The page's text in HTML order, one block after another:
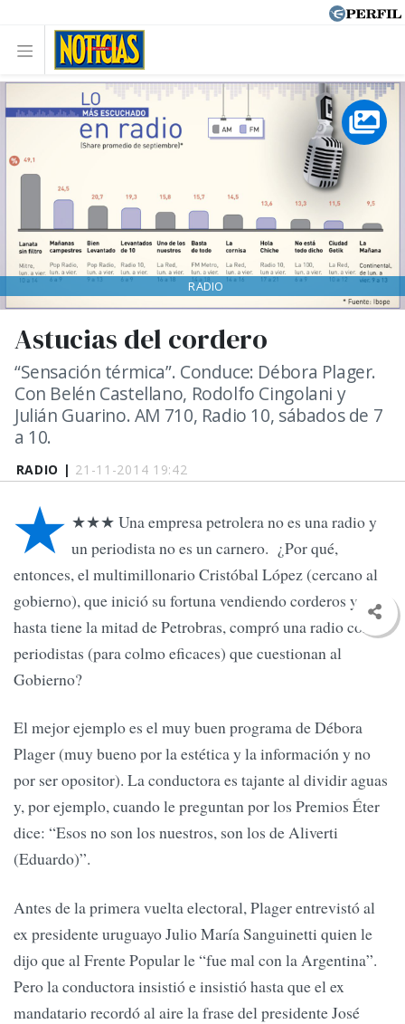
RADIO | 21-11-2014 19:42
Astucias del cordero
“Sensación térmica”. Conduce: Débora Plager.
Con Belén Castellano, Rodolfo Cingolani y
Julián Guarino. AM 710, Radio 10, sábados de 7
a 10.
RADIO
★ ★★★ Una empresa petrolera no es una radio y
un periodista no es un carnero. ¿Por qué,
entonces, el multimillonario Cristóbal López (cercano al
gobierno), que inició su fortuna vendiendo corderos y que
hasta tiene la mitad de Petrobras, compró una radio con
periodistas (para colmo eficaces) que cuestionan al
Gobierno?
El mejor ejemplo es el muy buen programa de Débora
Plager (muy bueno por la estética y la información y no
por ser opositor). La conductora es tajante al dividir aguas
y, por ejemplo, cuando le preguntan por los Premios Éter
dice: “Esos no son los nuestros, son los de Aliverti
(Eduardo)”.
Antes de la primera vuelta electoral, Plager entrevistó al
ex presidente uruguayo Julio María Sanguinetti quien le
dijo que al Frente Popular le “fue mal con la Argentina”.
Pero la conductora insistió e insistió hasta que el ex
mandatario recordó al aire la frase del presidente José